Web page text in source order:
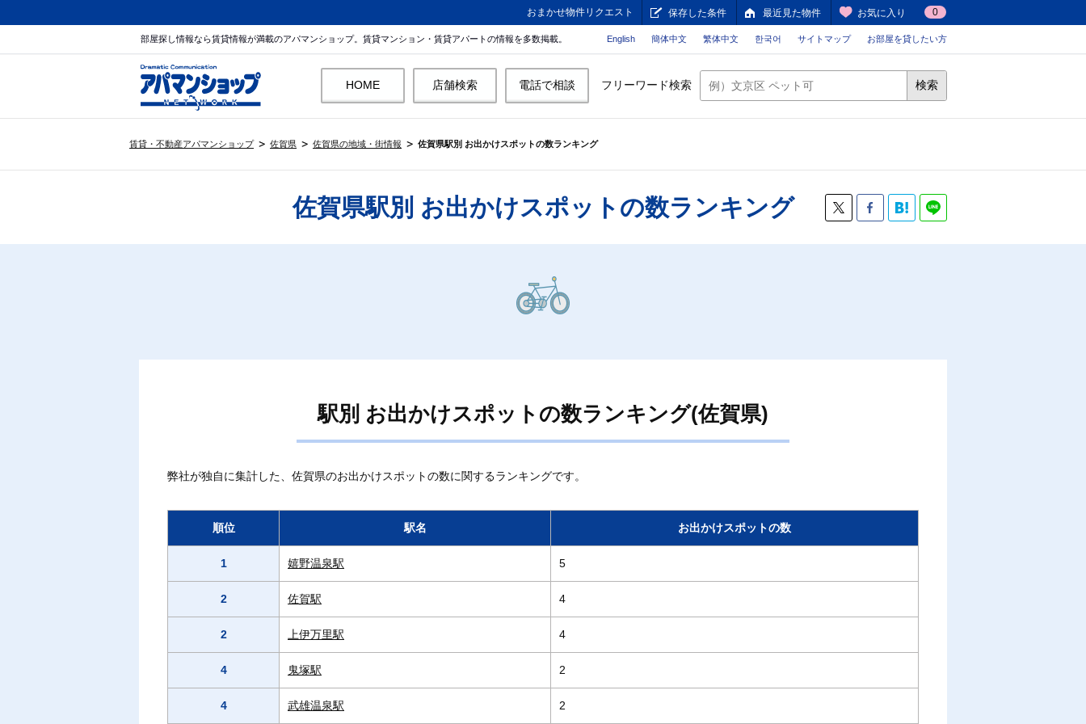
おまかせ物件リクエスト 保存した条件 最近見た物件 お気に入り 0
部屋探し情報なら賃貸情報が満載のアパマンショップ。賃貸マンション・賃貸アパートの情報を多数掲載。 English 簡体中文 繁体中文 한국어 サイトマップ お部屋を貸したい方
HOME 店舗検索 電話で相談 フリーワード検索 検索
賃貸・不動産アパマンショップ 佐賀県 佐賀県の地域・街情報 佐賀県駅別 お出かけスポットの数ランキング
佐賀県駅別 お出かけスポットの数ランキング
駅別 お出かけスポットの数ランキング(佐賀県)
弊社が独自に集計した、佐賀県のお出かけスポットの数に関するランキングです。
順位 駅名 お出かけスポットの数
1 嬉野温泉駅 5
2 佐賀駅 4
2 上伊万里駅 4
4 鬼塚駅 2
4 武雄温泉駅 2